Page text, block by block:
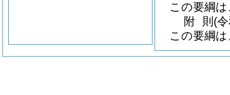
この要綱
附 則 (
この要綱